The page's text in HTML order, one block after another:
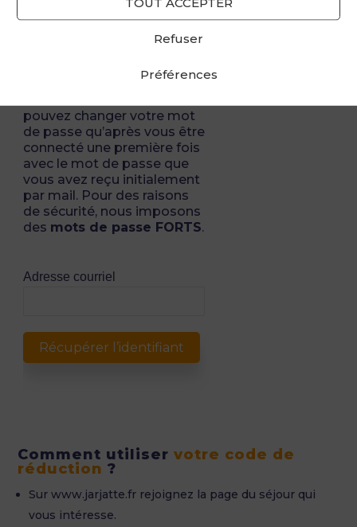
Refuser
Préférences
pouvez changer votre mot
de passe qu’après vous être
connecté une première fois
avec le mot de passe que
vous avez reçu initialement
par mail. Pour des raisons
de sécurité, nous imposons
des mots de passe FORTS.
Adresse courriel
Comment utiliservotre code de
réduction ?
Sur www.jarjatte.fr rejoignez la page du séjour qui
vous intéresse.